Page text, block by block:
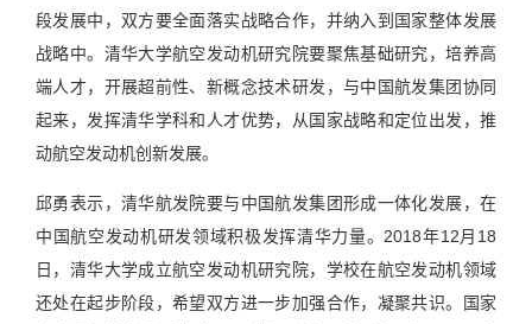
段发展中，双方要全面落实战略合作，并纳入到国家整体发展
战略中。清华大学航空发动机研究院要聚焦基础研究，培养高
端人才，开展超前性、新概念技术研发，与中国航发集团协同
起来，发挥清华学科和人才优势，从国家战略和定位出发，推
动航空发动机创新发展。
邱勇表示，清华航发院要与中国航发集团形成一体化发展，在
中国航空发动机研发领域积极发挥清华力量。2018年12月18
日，清华大学成立航空发动机研究院，学校在航空发动机领域
还处在起步阶段，希望双方进一步加强合作，凝聚共识。国家